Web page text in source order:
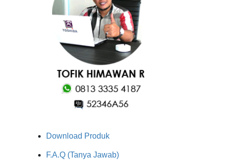
Download Produk
F.A.Q (Tanya Jawab)